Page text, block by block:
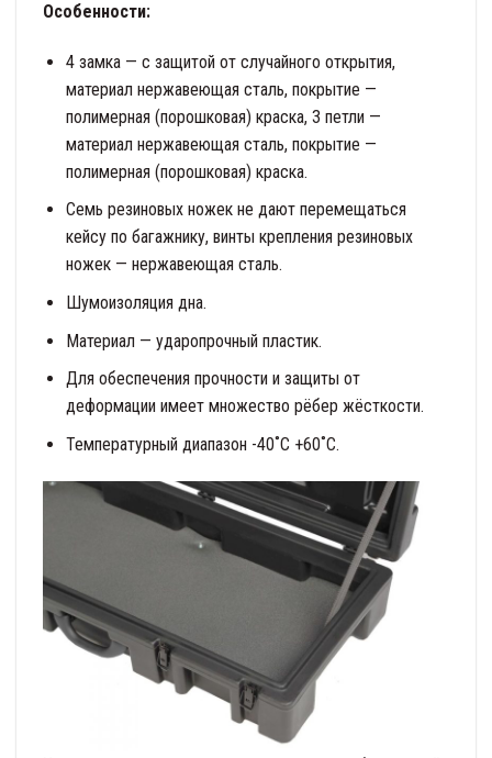
Особенности:
4 замка — с защитой от случайного открытия,
материал нержавеющая сталь, покрытие —
полимерная (порошковая) краска, 3 петли —
материал нержавеющая сталь, покрытие —
полимерная (порошковая) краска.
Семь резиновых ножек не дают перемещаться
кейсу по багажнику, винты крепления резиновых
ножек — нержавеющая сталь.
Шумоизоляция дна.
Материал — ударопрочный пластик.
Для обеспечения прочности и защиты от
деформации имеет множество рёбер жёсткости.
Температурный диапазон -40˚С +60˚С.